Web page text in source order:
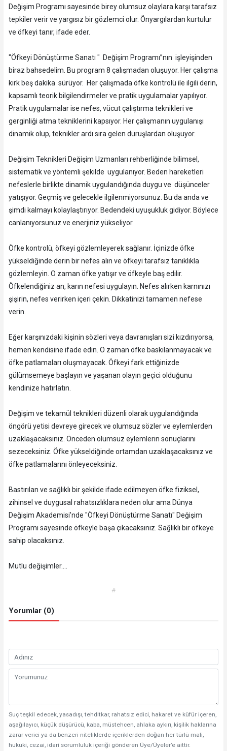
Değişim Programı sayesinde birey olumsuz olaylara karşı tarafsız
tepkiler verir ve yargısız bir gözlemci olur. Önyargılardan kurtulur
ve öfkeyi tanır, ifade eder.
"Öfkeyi Dönüştürme Sanatı " Değişim Programı”nın işleyişinden
biraz bahsedelim. Bu program 8 çalışmadan oluşuyor. Her çalışma
kırk beş dakika sürüyor. Her çalışmada öfke kontrolü ile ilgili derin,
kapsamlı teorik bilgilendirmeler ve pratik uygulamalar yapılıyor.
Pratik uygulamalar ise nefes, vücut çalıştırma teknikleri ve
gerginliği atma tekniklerini kapsıyor. Her çalışmanın uygulanışı
dinamik olup, teknikler ardı sıra gelen duruşlardan oluşuyor.
Değişim Teknikleri Değişim Uzmanları rehberliğinde bilimsel,
sistematik ve yöntemli şekilde uygulanıyor. Beden hareketleri
nefeslerle birlikte dinamik uygulandığında duygu ve düşünceler
yatışıyor. Geçmiş ve gelecekle ilgilenmiyorsunuz. Bu da anda ve
şimdi kalmayı kolaylaştırıyor. Bedendeki uyuşukluk gidiyor. Böylece
canlanıyorsunuz ve enerjiniz yükseliyor.
Öfke kontrolü, öfkeyi gözlemleyerek sağlanır. İçinizde öfke
yükseldiğinde derin bir nefes alın ve öfkeyi tarafsız tanıklıkla
gözlemleyin. O zaman öfke yatışır ve öfkeyle baş edilir.
Öfkelendiğiniz an, karın nefesi uygulayın. Nefes alırken karnınızı
şişirin, nefes verirken içeri çekin. Dikkatinizi tamamen nefese
verin.
Eğer karşınızdaki kişinin sözleri veya davranışları sizi kızdırıyorsa,
hemen kendisine ifade edin. O zaman öfke baskılanmayacak ve
öfke patlamaları oluşmayacak. Öfkeyi fark ettiğinizde
gülümsemeye başlayın ve yaşanan olayın geçici olduğunu
kendinize hatırlatın.
Değişim ve tekamül teknikleri düzenli olarak uygulandığında
öngörü yetisi devreye girecek ve olumsuz sözler ve eylemlerden
uzaklaşacaksınız. Önceden olumsuz eylemlerin sonuçlarını
sezeceksiniz. Öfke yükseldiğinde ortamdan uzaklaşacaksınız ve
öfke patlamalarını önleyeceksiniz.
Bastırılan ve sağlıklı bir şekilde ifade edilmeyen öfke fiziksel,
zihinsel ve duygusal rahatsızlıklara neden olur ama Dünya
Değişim Akademisi'nde "Öfkeyi Dönüştürme Sanatı" Değişim
Programı sayesinde öfkeyle başa çıkacaksınız. Sağlıklı bir öfkeye
sahip olacaksınız.
Mutlu değişimler....
#
Yorumlar (0)
Suç teşkil edecek, yasadışı, tehditkar, rahatsız edici, hakaret ve küfür içeren,
aşağılayıcı, küçük düşürücü, kaba, müstehcen, ahlaka aykırı, kişilik haklarına
zarar verici ya da benzeri niteliklerde içeriklerden doğan her türlü mali,
hukuki, cezai, idari sorumluluk içeriği gönderen Üye/Üyeler’e aittir.